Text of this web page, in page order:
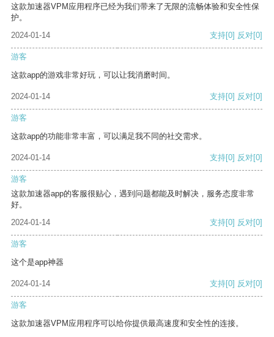
这款加速器VPM应用程序已经为我们带来了无限的流畅体验和安全性保
护。
2024-01-14
支持[0] 反对[0]
游客
这款app的游戏非常好玩，可以让我消磨时间。
2024-01-14 支持[0] 反对[0]
游客
这款app的功能非常丰富，可以满足我不同的社交需求。
2024-01-14 支持[0] 反对[0]
游客
这款加速器app的客服很贴心，遇到问题都能及时解决，服务态度非常
好。
2024-01-14
支持[0] 反对[0]
游客
这个是app神器
2024-01-14 支持[0] 反对[0]
游客
这款加速器VPM应用程序可以给你提供最高速度和安全性的连接。